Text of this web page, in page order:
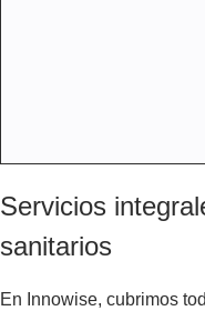
Servicios
sanitarios
En Innowise, cubrimos